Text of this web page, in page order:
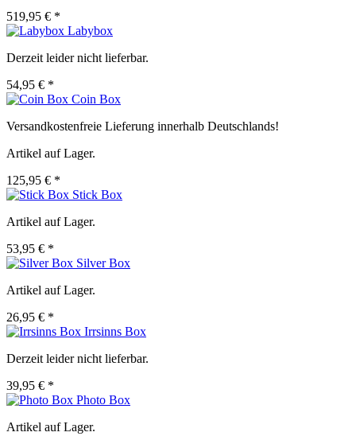
519,95 € *
Labybox
Derzeit leider nicht lieferbar.
54,95 € *
Coin Box
Versandkostenfreie Lieferung innerhalb Deutschlands!
Artikel auf Lager.
125,95 € *
Stick Box
Artikel auf Lager.
53,95 € *
Silver Box
Artikel auf Lager.
26,95 € *
Irrsinns Box
Derzeit leider nicht lieferbar.
39,95 € *
Photo Box
Artikel auf Lager.